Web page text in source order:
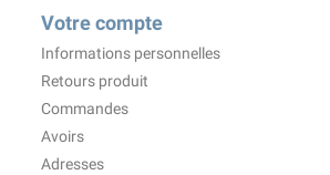
Votre compte
Informations personnelles
Retours produit
Commandes
Avoirs
Adresses